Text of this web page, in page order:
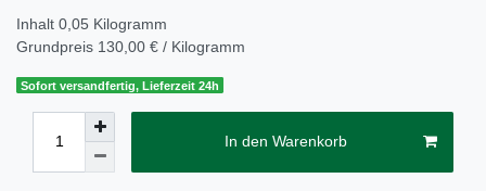
Inhalt 0,05 Kilogramm
Grundpreis 130,00 € / Kilogramm
Sofort versandfertig, Lieferzeit 24h
In den Warenkorb